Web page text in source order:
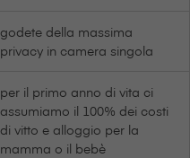
godete della massima
privacy in camera singola
per il primo anno di vita ci
assumiamo il 100% dei costi
di vitto e alloggio per la
mamma o il bebè